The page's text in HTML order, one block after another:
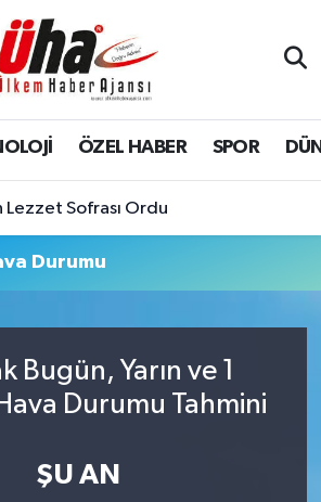
ÖZEL HABER SPOR
Lezzet Sofrası Ordu
Durumu
Bugün, Yarın ve 1
Durumu Tahmini
ŞU AN
Eczaneler
Durumu